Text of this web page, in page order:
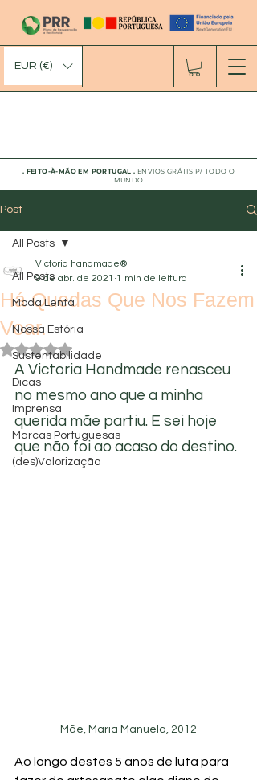
EUR (€)
. FEITO-À-MÃO EM PORTUGAL . ENVIOS GRÁTIS P/ TODO O
MUNDO
Post
All Posts
Moda Lenta
Nossa Estória
Sustentabilidade
Dicas
Imprensa
Marcas Portuguesas
(des)Valorização
All Posts
Há Quedas Que Nos Fazem
Voar.
Victoria handmade®
9 de abr. de 2021 1 min de leitura
Avaliado com NaN de 5 estrelas.
A Victoria Handmade renasceu
no mesmo ano que a minha
querida mãe partiu. E sei hoje
que não foi ao acaso do destino.
Mãe, Maria Manuela, 2012
Ao longo destes 5 anos de luta para